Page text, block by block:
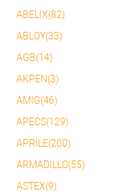
ABELIX(82)
ABLOY(33)
AGB(14)
AKPEN(3)
AMIG(46)
APECS(129)
APRILE(200)
ARMADILLO(55)
ASTEX(9)